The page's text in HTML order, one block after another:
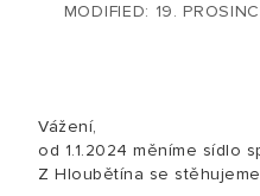
MODIFIED: 19.
Vážení,
od 1.1.2024 měníme sídlo
Z Hloubětína se